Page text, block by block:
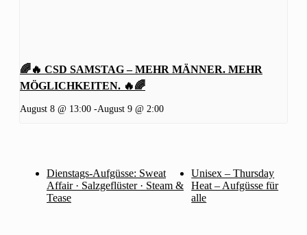
🌈🔥 CSD SAMSTAG – MEHR MÄNNER. MEHR
MÖGLICHKEITEN. 🔥🌈
August 8 @ 13:00 -August 9 @ 2:00
Dienstags-Aufgüsse: Sweat
Affair · Salzgeflüster · Steam &
Tease
Unisex – Thursday
Heat – Aufgüsse für
alle